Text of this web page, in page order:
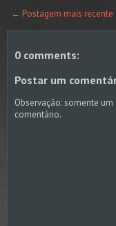
← Postagem mais recente
0 comments:
Postar um
Observação: somente
comentário.